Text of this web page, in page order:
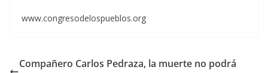
www.congresodelospueblos.org
Compañero Carlos Pedraza, la muerte no podrá